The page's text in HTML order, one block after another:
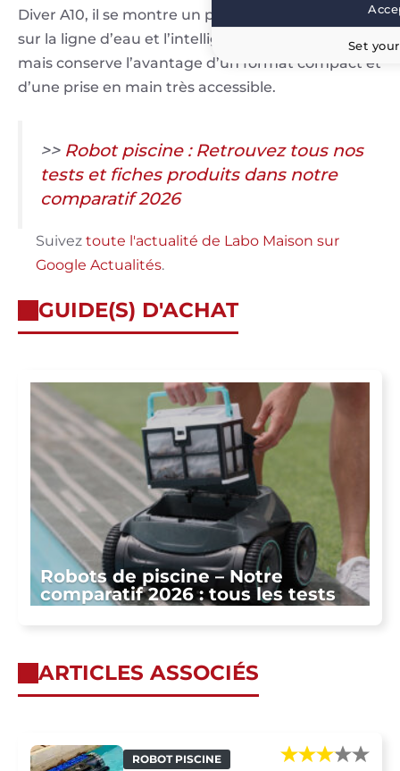
Diver A10, il se montre un peu moins ambitieux
sur la ligne d’eau et l’intelligence embarquée,
mais conserve l’avantage d’un format compact et
d’une prise en main très accessible.
>> Robot piscine : Retrouvez tous nos
tests et fiches produits dans notre
comparatif 2026
Suivez toute l'actualité de Labo Maison sur
Google Actualités.
GUIDE(S) D'ACHAT
Robots de piscine – Notre
comparatif 2026 : tous les tests
ARTICLES ASSOCIÉS
ROBOT PISCINE
Set